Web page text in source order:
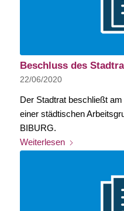
Beschluss des
22/06/2020
Der Stadtrat beschließt
einer städtischen
BIBURG.
Weiterlesen